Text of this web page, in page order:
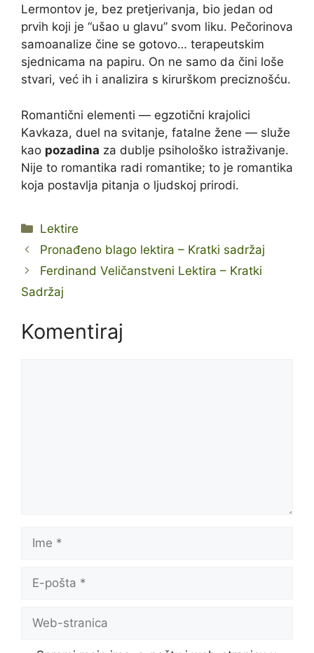
Lermontov je, bez pretjerivanja, bio jedan od
prvih koji je “ušao u glavu” svom liku. Pečorinova
samoanalize čine se gotovo… terapeutskim
sjednicama na papiru. On ne samo da čini loše
stvari, već ih i analizira s kirurškom preciznošću.
Romantični elementi — egzotični krajolici
Kavkaza, duel na svitanje, fatalne žene — služe
kao pozadina za dublje psihološko istraživanje.
Nije to romantika radi romantike; to je romantika
koja postavlja pitanja o ljudskoj prirodi.
Kategorije
Lektire
Pronađeno blago lektira – Kratki sadržaj
Ferdinand Veličanstveni Lektira – Kratki
Sadržaj
Komentiraj
Ime
pošta
Web-